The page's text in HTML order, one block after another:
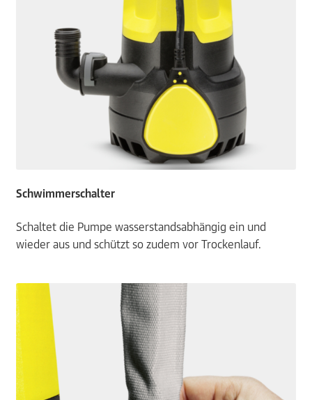
Schwimmerschalter
Schaltet die Pumpe wasserstandsabhängig ein und
wieder aus und schützt so zudem vor Trockenlauf.